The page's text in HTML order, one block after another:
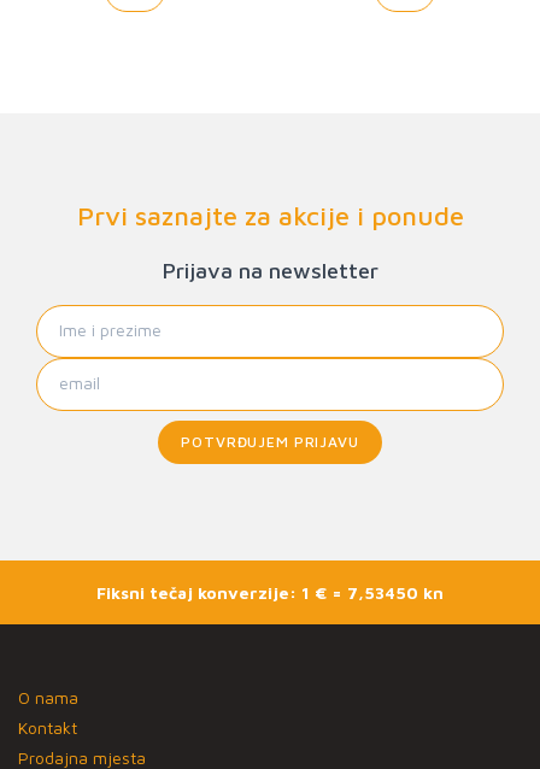
Prvi saznajte za akcije i ponude
Prijava na newsletter
POTVRĐUJEM PRIJAVU
Fiksni tečaj konverzije: 1 € = 7,53450 kn
O nama
Kontakt
Prodajna mjesta